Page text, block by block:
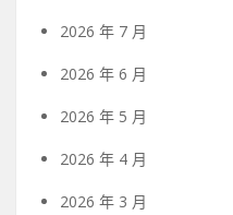
2026 年 7 月
2026 年 6 月
2026 年 5 月
2026 年 4 月
2026 年 3 月